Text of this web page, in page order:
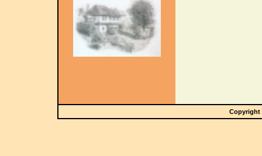
Copyright